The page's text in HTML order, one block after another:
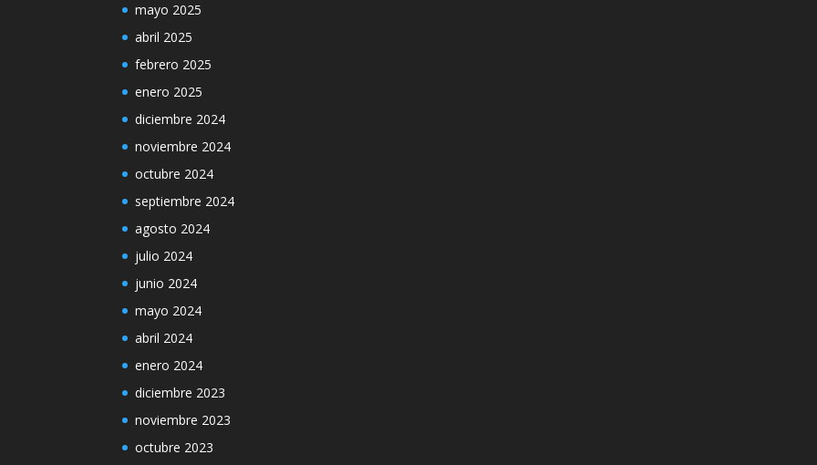
mayo 2025
abril 2025
febrero 2025
enero 2025
diciembre 2024
noviembre 2024
octubre 2024
septiembre 2024
agosto 2024
julio 2024
junio 2024
mayo 2024
abril 2024
enero 2024
diciembre 2023
noviembre 2023
octubre 2023